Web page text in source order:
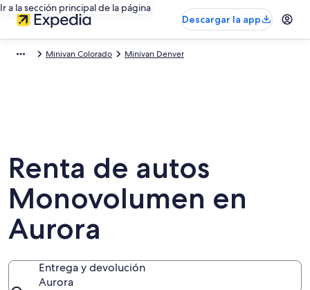
Ir a la sección principal de la página
Descargar la app
Minivan Colorado Minivan Denver
Renta de autos
Monovolumen en
Aurora
Entrega y devolución
Aurora